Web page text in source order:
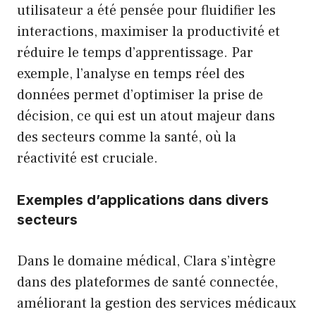
utilisateur a été pensée pour fluidifier les
interactions, maximiser la productivité et
réduire le temps d’apprentissage. Par
exemple, l’analyse en temps réel des
données permet d’optimiser la prise de
décision, ce qui est un atout majeur dans
des secteurs comme la santé, où la
réactivité est cruciale.
Exemples d’applications dans divers
secteurs
Dans le domaine médical, Clara s’intègre
dans des plateformes de santé connectée,
améliorant la gestion des services médicaux